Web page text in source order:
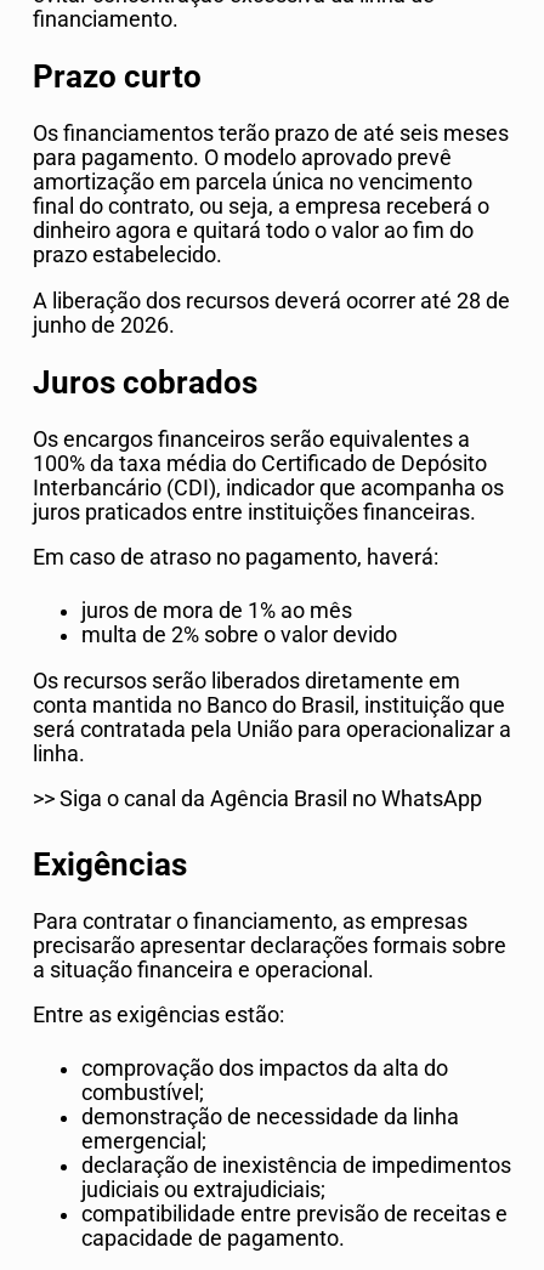
financiamento.
Prazo curto
Os financiamentos terão prazo de até seis meses
para pagamento. O modelo aprovado prevê
amortização em parcela única no vencimento
final do contrato, ou seja, a empresa receberá o
dinheiro agora e quitará todo o valor ao fim do
prazo estabelecido.
A liberação dos recursos deverá ocorrer até 28 de
junho de 2026.
Juros cobrados
Os encargos financeiros serão equivalentes a
100% da taxa média do Certificado de Depósito
Interbancário (CDI), indicador que acompanha os
juros praticados entre instituições financeiras.
Em caso de atraso no pagamento, haverá:
juros de mora de 1% ao mês
multa de 2% sobre o valor devido
Os recursos serão liberados diretamente em
conta mantida no Banco do Brasil, instituição que
será contratada pela União para operacionalizar a
linha.
>> Siga o canal da Agência Brasil no WhatsApp
Exigências
Para contratar o financiamento, as empresas
precisarão apresentar declarações formais sobre
a situação financeira e operacional.
Entre as exigências estão:
comprovação dos impactos da alta do
combustível;
demonstração de necessidade da linha
emergencial;
declaração de inexistência de impedimentos
judiciais ou extrajudiciais;
compatibilidade entre previsão de receitas e
capacidade de pagamento.